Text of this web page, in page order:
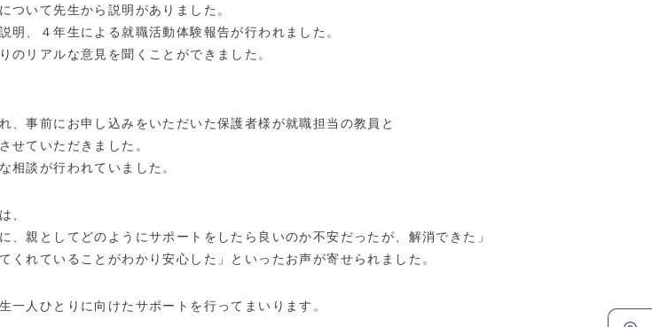
ついて先生から説明がありました。
明、４年生による就職活動体験報告が行われました。
のリアルな意見を聞くことができました。
、事前にお申し込みをいただいた保護者様が就職担当の教員と
せていただきました。
相談が行われていました。
、
、親としてどのようにサポートをしたら良いのか不安だったが、解消できた」
くれていることがわかり安心した」といったお声が寄せられました。
一人ひとりに向けたサポートを行ってまいります。